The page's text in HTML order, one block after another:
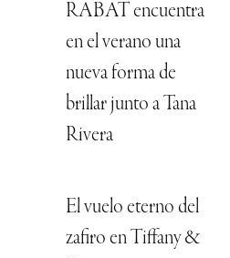
RABAT encuentra
en el verano una
nueva forma de
brillar junto a Tana
Rivera
El vuelo eterno del
zafiro en Tiffany &